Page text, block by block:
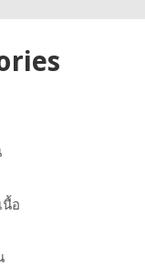
นื้อ